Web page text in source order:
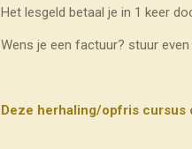
Het lesgeld betaal je in 1 keer
Wens je een factuur? stuur even
Deze herhaling/opfris cursus